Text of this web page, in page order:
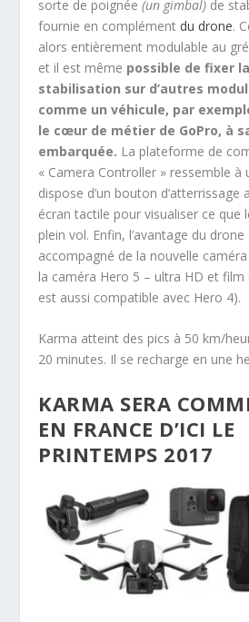
sorte de poignée(un gimbal) de
fournie en complément du drone.
alors entièrement modulable au
et il est même possible de fixer
stabilisation sur d’autres
comme un véhicule, par
le cœur de métier de GoPro, à
embarquée. La plateforme de
« Camera Controller » ressemble à
dispose d’un bouton d’atterrissage
écran tactile pour visualiser ce que
plein vol. Enfin, l’avantage du
accompagné de la nouvelle
la caméra Hero 5 – ultra HD et film
est aussi compatible avec Hero 4).
Karma atteint des pics à 50 km/
20 minutes. Il se recharge en une
KARMA SERA
EN FRANCE D’ICI LE
PRINTEMPS 2017